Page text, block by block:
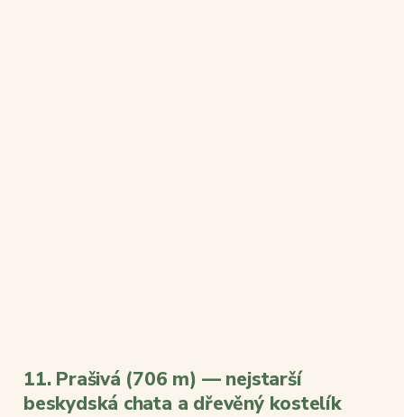
11. Prašivá (706 m) — nejstarší
beskydská chata a dřevěný kostelík